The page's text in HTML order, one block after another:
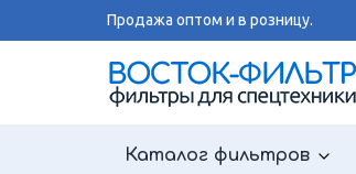
Продажа оптом и в розницу.
Каталог фильтров